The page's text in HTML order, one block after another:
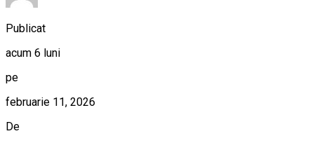
Publicat
acum 6 luni
pe
februarie 11, 2026
De